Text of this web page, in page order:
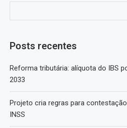
Posts recentes
Reforma tributária: alíquota do IBS
2033
Projeto cria regras para
INSS